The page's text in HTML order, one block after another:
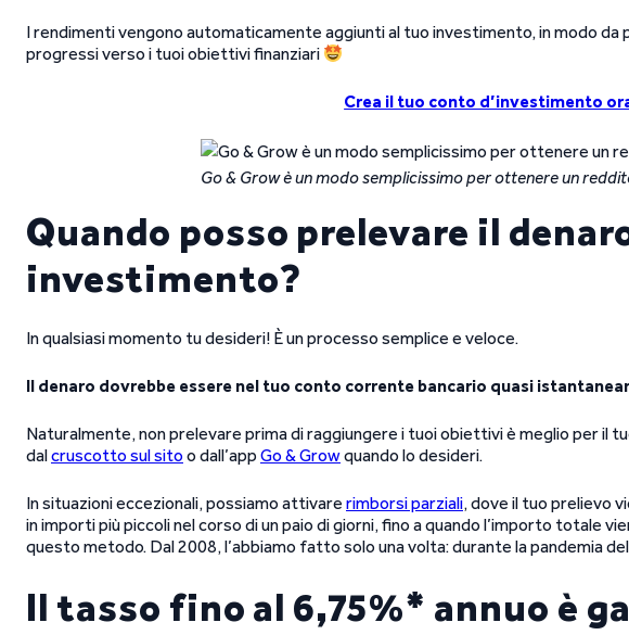
I rendimenti vengono automaticamente aggiunti al tuo investimento, in modo
progressi verso i tuoi obiettivi finanziari
Crea il tuo conto d’investimento
Go & Grow è un modo semplicissimo per ottenere un
Quando posso prelevare il
investimento?
In qualsiasi momento tu desideri! È un processo semplice e veloce.
Il denaro dovrebbe essere nel tuo conto corrente bancario quasi
Naturalmente, non prelevare prima di raggiungere i tuoi obiettivi è meglio per il
dalcruscotto sul sito o dall’app Go & Growquando lo desideri.
In situazioni eccezionali, possiamo attivare rimborsi parziali, dove il tuo prelievo
in importi più piccoli nel corso di un paio di giorni, fino a quando l’importo totale
questo metodo. Dal 2008, l’abbiamo fatto solo una volta: durante la pandemia
Il tasso fino al 6,75%* annuo è